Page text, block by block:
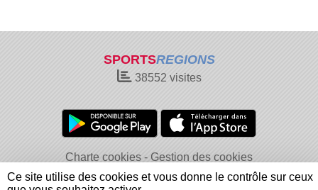
SPORTSREGIONS
38552 visites
Charte cookies
Gestion des cookies
Informations légales
Signaler un contenu inapproprié
Ce site utilise des cookies et vous donne le contrôle sur ceux